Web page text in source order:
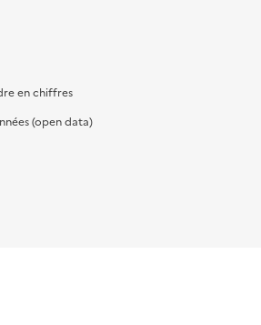
en chiffres
(open data)